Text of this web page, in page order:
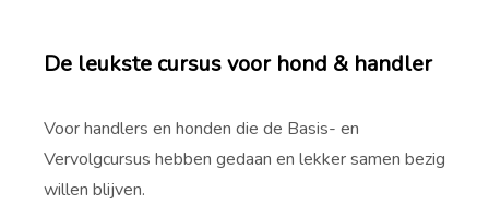
De leukste cursus voor hond & handler
Voor handlers en honden die de Basis- en
Vervolgcursus hebben gedaan en lekker samen bezig
willen blijven.